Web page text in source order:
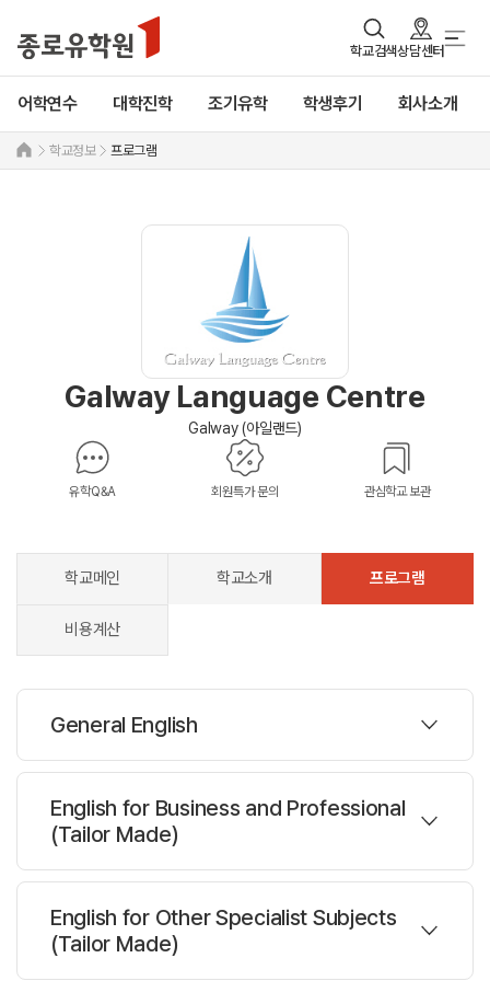
학교검색상담센터
어학연수 대학진학 조기유학 학생후기 회사소개
학교정보 프로그램
Galway Language Centre
Galway (아일랜드)
유학Q&A 회원특가 문의 관심학교 보관
학교메인 학교소개 프로그램
비용계산
General English
프로그램
과정설명
English for Business and Professional
(Tailor Made)
프로그램
과정설명
English for Other Specialist Subjects
(Tailor Made)